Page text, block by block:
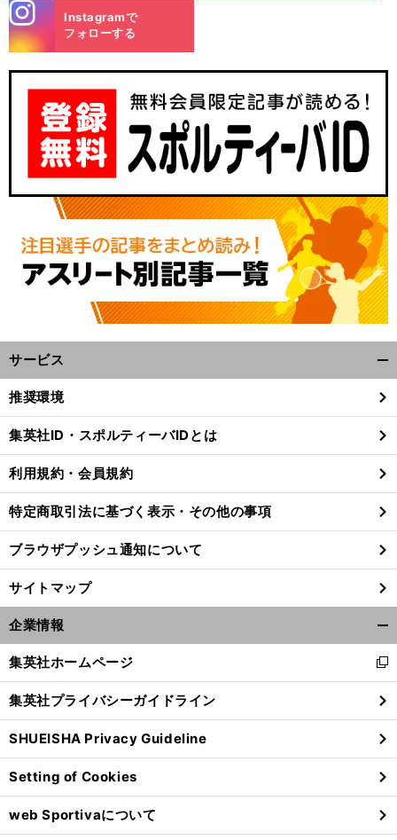
前
m
Instagramで
フォローする
サービス
閉
る
推奨環境
集英社ID・スポルティーバIDとは
利用規約・会員規約
特定商取引法に基づく表示・その他の事項
ブラウザプッシュ通知について
サイトマップ
企業情報
閉
る
集英社ホームページ
新
し
い
ウ
ィ
ン
ド
ウ
で
開
集英社プライバシーガイドライン
SHUEISHA Privacy Guideline
Setting of Cookies
web Sportivaについて